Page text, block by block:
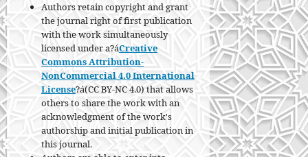
Authors retain copyright and grant
the journal right of first publication
with the work simultaneously
licensed under a?áCreative
Commons Attribution-
NonCommercial 4.0 International
License?á(CC BY-NC 4.0) that allows
others to share the work with an
acknowledgment of the work's
authorship and initial publication in
this journal.